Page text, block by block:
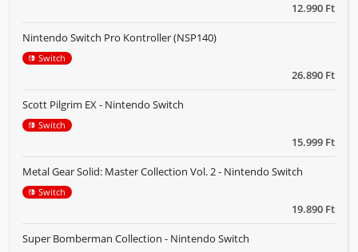
12.990 Ft
26.890 Ft
Nintendo Switch Pro Kontroller (NSP140)
Switch
15.999 Ft
Scott Pilgrim EX - Nintendo Switch
Switch
19.890 Ft
Metal Gear Solid: Master Collection Vol. 2 - Nintendo Switch
Switch
Super Bomberman Collection - Nintendo Switch